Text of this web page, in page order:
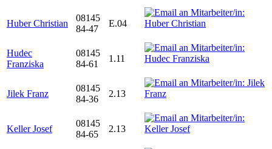
Huber Christian
08145
84-47
E.04
Hudec
Franziska
08145
84-61
1.11
Jilek Franz
08145
84-36
2.13
Keller Josef
08145
84-65
2.13